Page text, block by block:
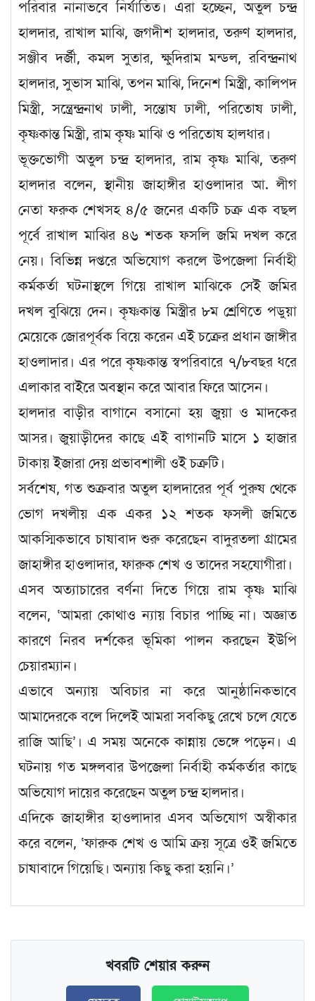
পরিবার নানাভবে নির্যাতিত। এরা হচ্ছেন, অতুল চন্দ্র
হালদার, রাখাল মাঝি, জগদীশ হালদার, তরুণ হালদার,
সঞ্জীব দর্জী, কমল সুতার, ক্ষুদিরাম মন্ডল, রবিন্দ্রনাথ
হালদার, সুভাস মাঝি, তপন মাঝি, দিনেশ মিস্ত্রী, কালিপদ
মিস্ত্রী, সন্ত্রেন্দ্রনাথ ঢালী, সন্তোষ ঢালী, পরিতোষ ঢালী,
কৃষ্ণকান্ত মিস্ত্রী, রাম কৃষ্ণ মাঝি ও পরিতোষ হালধার।
ভূক্তভোগী অতুল চন্দ্র হালদার, রাম কৃষ্ণ মাঝি, তরুণ
হালদার বলেন, স্থানীয় জাহাঙ্গীর হাওলাদার আ. লীগ
নেতা ফরুক শেখসহ ৪/৫ জনের একটি চক্র এক বছল
পূর্বে রাখাল মাঝির ৪৬ শতক ফসলি জমি দখল করে
নেয়। বিভিন্ন দপ্তরে অভিযোগ করলে উপজেলা নির্বাহী
কর্মকর্তা ঘটনাস্থলে গিয়ে রাখাল মাঝিকে সেই জমির
দখল বুঝিয়ে দেন। কৃষ্ণকান্ত মিস্ত্রীর ৮ম শ্রেণিতে পডুয়া
মেয়েকে জোরপূর্বক বিয়ে করেন এই চক্রের প্রধান জাঙ্গীর
হাওলাদার। এর পরে কৃষ্ণকান্ত স্বপরিবারে ৭/৮বছর ধরে
এলাকার বাইরে অবস্থান করে আবার ফিরে আসেন।
হালদার বাড়ীর বাগানে বসানো হয় জুয়া ও মাদকের
আসর। জুয়াড়ীদের কাছে এই বাগানটি মাসে ১ হাজার
টাকায় ইজারা দেয় প্রভাবশালী ওই চক্রটি।
সর্বশেষ, গত শুক্রবার অতুল হালদারের পূর্ব পুরুষ থেকে
ভোগ দখলীয় এক একর ১২ শতক ফসলী জমিতে
আকস্মিকভাবে চাষাবাদ শুরু করেছেন বাদুরতলা গ্রামের
জাহাঙ্গীর হাওলাদার, ফারুক শেখ ও তাদের সহযোগীরা।
এসব অত্যাচারের বর্ণনা দিতে গিয়ে রাম কৃষ্ণ মাঝি
বলেন, ‘আমরা কোথাও ন্যায় বিচার পাচ্ছি না। অজ্ঞাত
কারণে নিরব দর্শকের ভূমিকা পালন করছেন ইউপি
চেয়ারম্যান।
এভাবে অন্যায় অবিচার না করে আনুষ্ঠানিকভাবে
আমাদেরকে বলে দিলেই আমরা সবকিছু রেখে চলে যেতে
রাজি আছি’। এ সময় অনেকে কান্নায় ভেঙ্গে পড়েন। এ
ঘটনায় গত মঙ্গলবার উপজেলা নির্বাহী কর্মকর্তার কাছে
অভিযোগ দায়ের করেছেন অতুল চন্দ্র হালদার।
এদিকে জাহাঙ্গীর হাওলাদার এসব অভিযোগ অস্বীকার
করে বলেন, ‘ফারুক শেখ ও আমি ক্রয় সূত্রে ওই জমিতে
চাষাবাদে গিয়েছি। অন্যায় কিছু করা হয়নি।’
খবরটি শেয়ার করুন